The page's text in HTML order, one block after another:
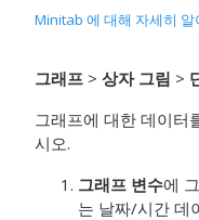
Minitab 에 대해 자세히 알
그래프 > 상자 그림 >
그래프에 대한 데이터
시오.
그래프 변수에
는 날짜/시간 데